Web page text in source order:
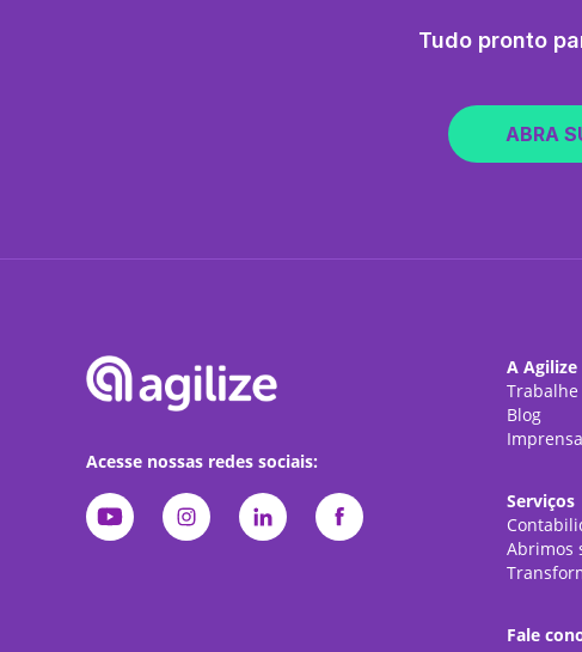
Tudo pronto
ABRA
Acesse nossas redes sociais:
A Agilize
Trabalhe
Blog
Imprensa
Serviços
Abrimos
Fale